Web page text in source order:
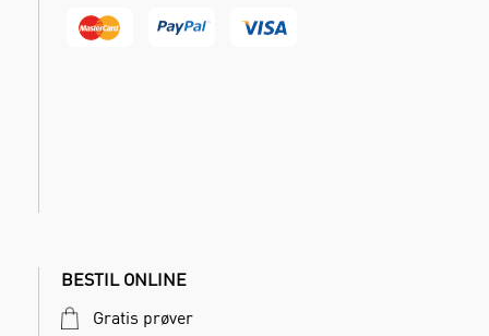
BESTIL ONLINE
Gratis prøver